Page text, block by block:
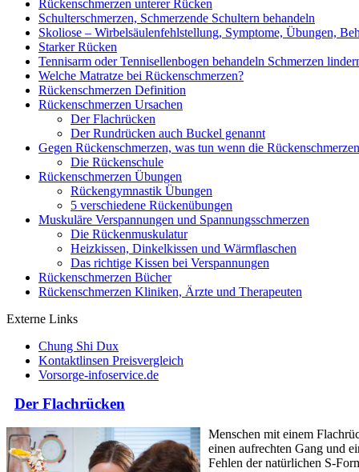
Rückenschmerzen unterer Rücken
Schulterschmerzen, Schmerzende Schultern behandeln
Skoliose – Wirbelsäulenfehlstellung, Symptome, Übungen,
Starker Rücken
Tennisarm oder Tennisellenbogen behandeln Schmerzen
Welche Matratze bei Rückenschmerzen?
Rückenschmerzen Definition
Rückenschmerzen Ursachen
Der Flachrücken
Der Rundrücken auch Buckel genannt
Gegen Rückenschmerzen, was tun wenn die
Die Rückenschule
Rückenschmerzen Übungen
Rückengymnastik Übungen
5 verschiedene Rückenübungen
Muskuläre Verspannungen und Spannungsschmerzen
Die Rückenmuskulatur
Heizkissen, Dinkelkissen und Wärmflaschen
Das richtige Kissen bei Verspannungen
Rückenschmerzen Bücher
Rückenschmerzen Kliniken, Ärzte und Therapeuten
Externe Links
Chung Shi Dux
Kontaktlinsen Preisvergleich
Vorsorge-infoservice.de
Der Flachrücken
Menschen mit einem
einen aufrechten Gang und
Fehlen der natürlichen S-